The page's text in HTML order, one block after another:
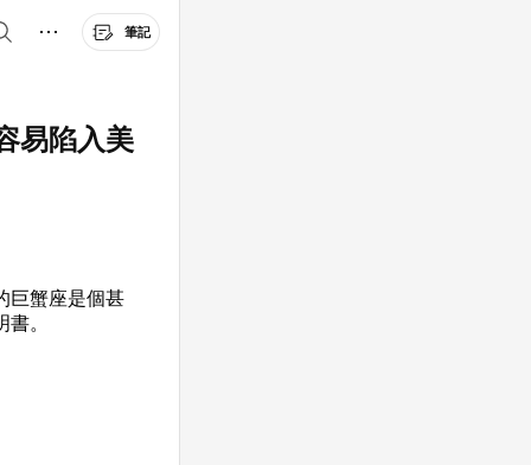
筆記
易陷入美
巨蟹座是個甚
。